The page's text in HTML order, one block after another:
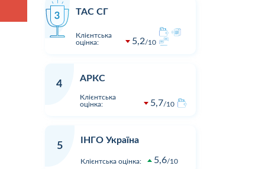
ТАС СГ
Клієнтська
оцінка:
5,2 10
4
АРКС
Клієнтська
оцінка:
5,7 10
5
ІНГО Україна
Клієнтська оцінка: 5,6 10